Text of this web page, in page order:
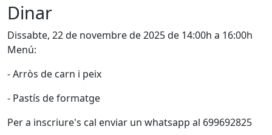
Dinar
Dissabte, 22 de novembre de 2025 de 14:00h a 16:00h
Menú:
- Arròs de carn i peix
- Pastís de formatge
Per a inscriure's cal enviar un whatsapp al 699692825